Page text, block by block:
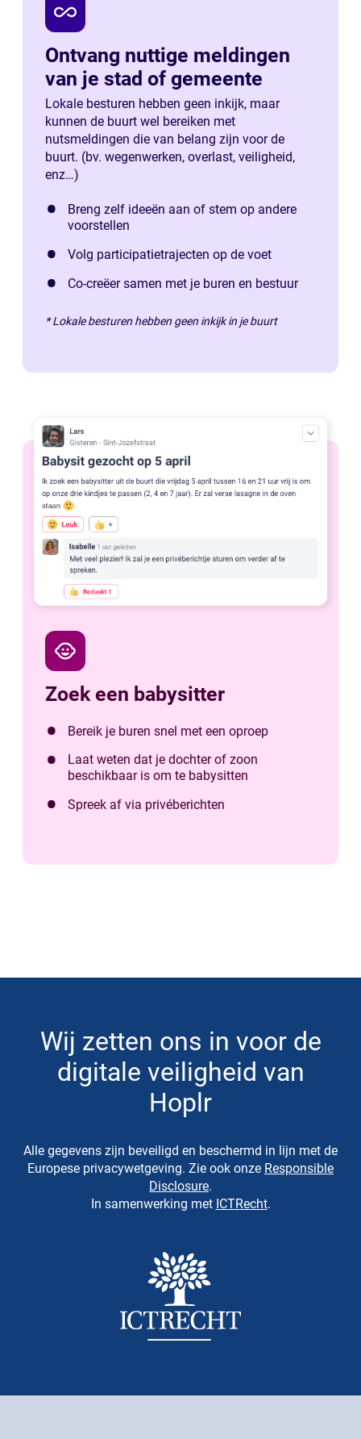
all_inclusive
Ontvang nuttige meldingen
van je stad of gemeente
Lokale besturen hebben geen inkijk, maar
kunnen de buurt wel bereiken met
nutsmeldingen die van belang zijn voor de
buurt. (bv. wegenwerken, overlast, veiligheid,
enz…)
Breng zelf ideeën aan of stem op andere
voorstellen
Volg participatietrajecten op de voet
Co-creëer samen met je buren en bestuur
* Lokale besturen hebben geen inkijk in je buurt
child_care
Zoek een babysitter
Bereik je buren snel met een oproep
Laat weten dat je dochter of zoon
beschikbaar is om te babysitten
Spreek af via privéberichten
Wij zetten ons in voor de
digitale veiligheid van
Hoplr
Alle gegevens zijn beveiligd en beschermd in lijn met de
Europese privacywetgeving. Zie ook onze Responsible
Disclosure.
In samenwerking met ICTRecht.